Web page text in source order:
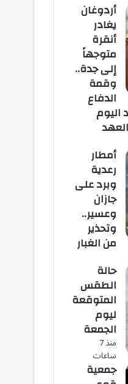
أردوغان
يغادر
أنقرة
متوجهاً
إلى جدة..
وقمة
الدفاع
اليوم
أمطار
رعدية
وبرد على
جازان
وعسير..
وتحذير
من الغبار
حالة
الطقس
المتوقعة
ليوم
الجمعة
منذ 7
ساعات
جمعية